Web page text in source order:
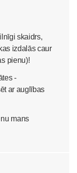
skaidrs,
izdalās caur
pienu)!
-
ar auglības
mans